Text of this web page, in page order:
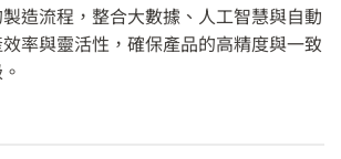
造流程，整合大數據、人工智慧與自動
率與靈活性，確保產品的高精度與一致